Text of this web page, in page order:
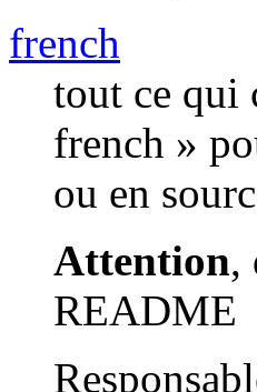
french
tout ce qui
french »
ou en
Attention,
README